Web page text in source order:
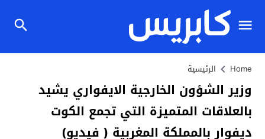
Home الرئيسية
وزير الشؤون الخارجية الايفواري يشيد
بالعلاقات المتميزة التي تجمع الكوت
ديفوار بالمملكة المغربية ( فيديو)